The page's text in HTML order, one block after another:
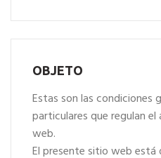
OBJETO
Estas son las condiciones
particulares que regulan
web.
El presente sitio web está